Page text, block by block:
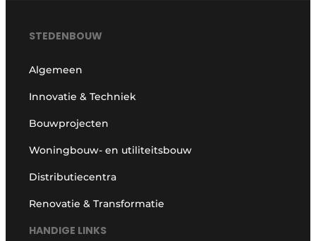
STEDENBOUW
Algemeen
Innovatie & Techniek
Bouwprojecten
Woningbouw- en utiliteitsbouw
Distributiecentra
Renovatie & Transformatie
HANDIGE LINKS